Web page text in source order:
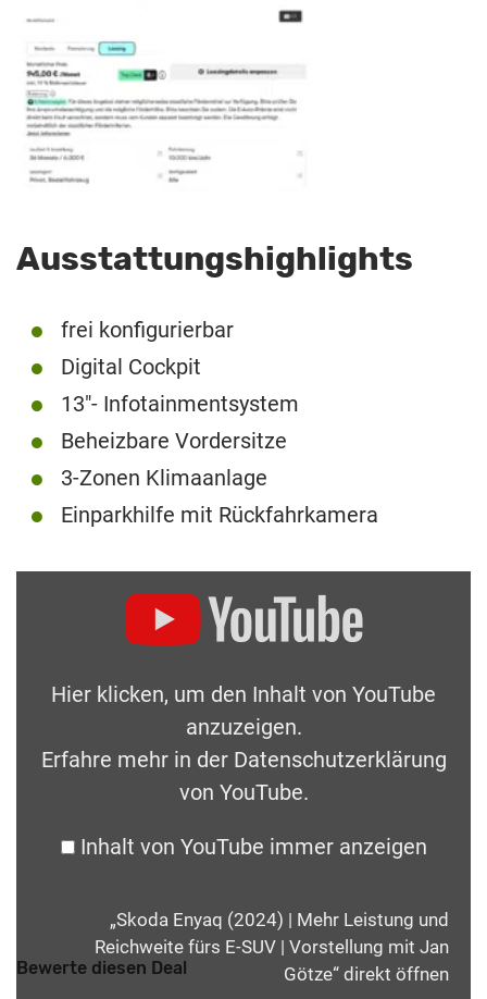
Ausstattungshighlights
frei konfigurierbar
Digital Cockpit
13″- Infotainmentsystem
Beheizbare Vordersitze
3-Zonen Klimaanlage
Einparkhilfe mit Rückfahrkamera
Hier klicken, um den Inhalt von YouTube
anzuzeigen.
Erfahre mehr in der Datenschutzerklärung
von YouTube.
Inhalt von YouTube immer anzeigen
„Skoda Enyaq (2024) | Mehr Leistung und
Reichweite fürs E-SUV | Vorstellung mit Jan
Götze“ direkt öffnen
Bewerte diesen Deal